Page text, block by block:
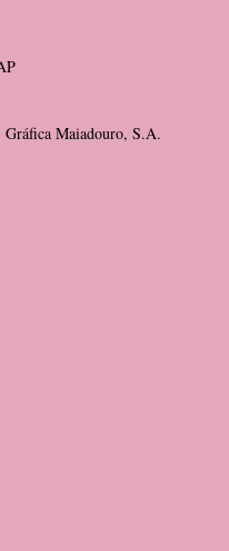
Gráfica Maiadouro, S.A.